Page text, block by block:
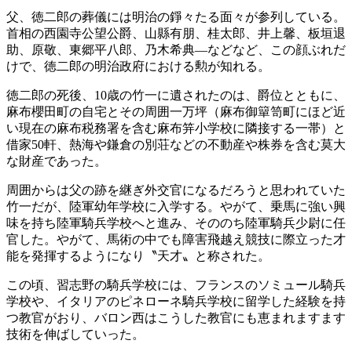
父、徳二郎の葬儀には明治の錚々たる面々が参列している。
首相の西園寺公望公爵、山縣有朋、桂太郎、井上馨、板垣退
助、原敬、東郷平八郎、乃木希典—などなど、この顔ぶれだ
けで、徳二郎の明治政府における勲が知れる。
徳二郎の死後、10歳の竹一に遺されたのは、爵位とともに、
麻布櫻田町の自宅とその周囲一万坪（麻布御簞笥町にほど近
い現在の麻布税務署を含む麻布笄小学校に隣接する一帯）と
借家50軒、熱海や鎌倉の別荘などの不動産や株券を含む莫大
な財産であった。
周囲からは父の跡を継ぎ外交官になるだろうと思われていた
竹一だが、陸軍幼年学校に入学する。やがて、乗馬に強い興
味を持ち陸軍騎兵学校へと進み、そののち陸軍騎兵少尉に任
官した。やがて、馬術の中でも障害飛越え競技に際立った才
能を発揮するようになり〝天才〟と称された。
この頃、習志野の騎兵学校には、フランスのソミュール騎兵
学校や、イタリアのピネローネ騎兵学校に留学した経験を持
つ教官がおり、バロン西はこうした教官にも恵まれますます
技術を伸ばしていった。